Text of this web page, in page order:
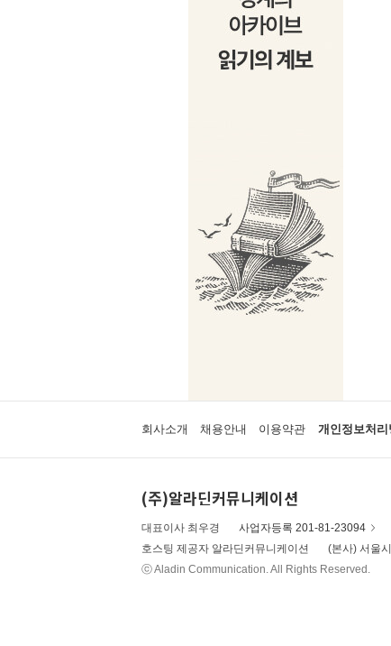
회사소개 채용안내 이용약관 개인정보처리
(주)알라딘커뮤니케이션
대표이사 최우경 사업자등록 201-81-23094
호스팅 제공자 알라딘커뮤니케이션
(본사) 서울
ⓒ Aladin Communication. All Rights Reserved.